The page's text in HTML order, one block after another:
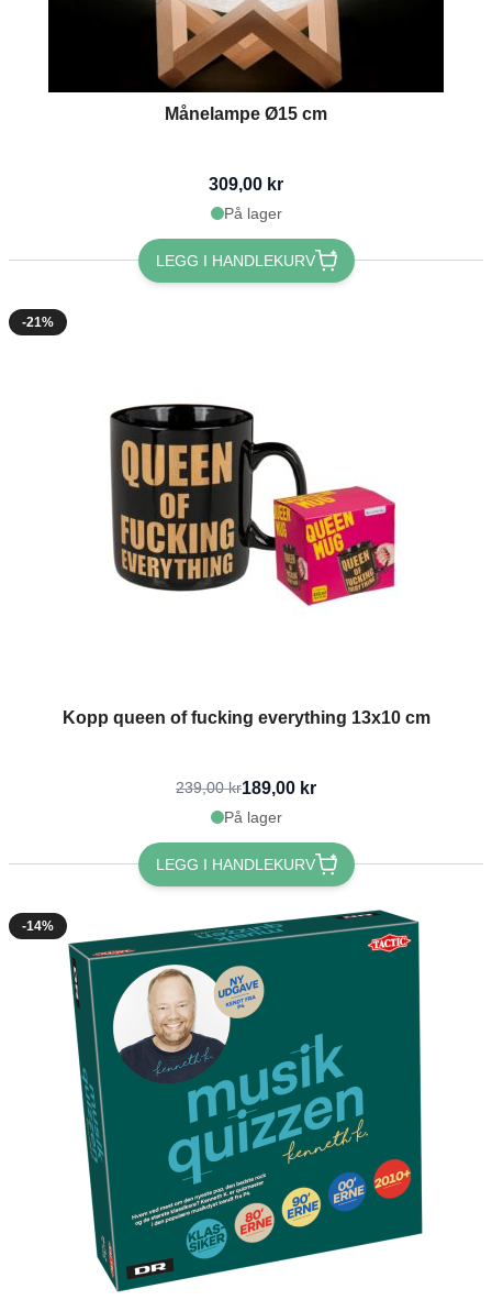
Månelampe Ø15 cm
309,00 kr
På lager
LEGG I HANDLEKURV
-21%
Kopp queen of fucking everything 13x10 cm
239,00 kr189,00 kr
På lager
LEGG I HANDLEKURV
-14%